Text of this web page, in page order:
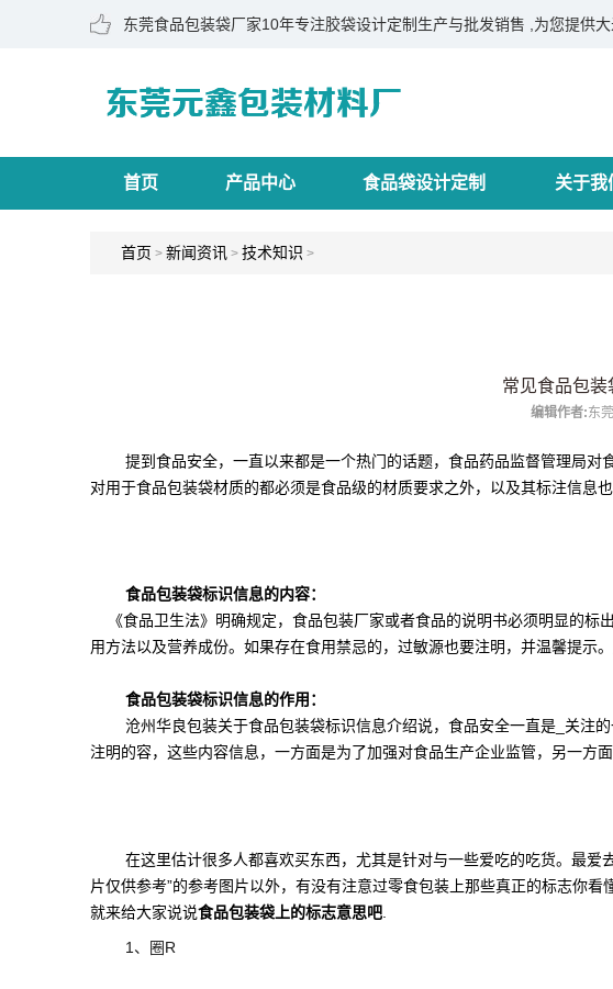
东莞食品包装袋厂家10年专注胶袋设计定制生产与批发销售 ,为您提供
首页 产品中心 食品袋设计定制 关于我
首页 > 新闻资讯 > 技术知识 >
常见食品包
编辑作者:东
提到食品安全，一直以来都是一个热门的话题，食品药品监督管理局对
对用于食品包装袋材质的都必须是食品级的材质要求之外，以及其标注信息
食品包装袋标识信息的内容：
《食品卫生法》明确规定，食品包装厂家或者食品的说明书必须明显的标
用方法以及营养成份。如果存在食用禁忌的，过敏源也要注明，并温馨提示
食品包装袋标识信息的作用：
沧州华良包装关于食品包装袋标识信息介绍说，食品安全一直是_关注的
注明的容，这些内容信息，一方面是为了加强对食品生产企业监管，另一方
在这里估计很多人都喜欢买东西，尤其是针对与一些爱吃的吃货。最爱
片仅供参考”的参考图片以外，有没有注意过零食包装上那些真正的标志你
就来给大家说说食品包装袋上的标志意思吧
1、圈R